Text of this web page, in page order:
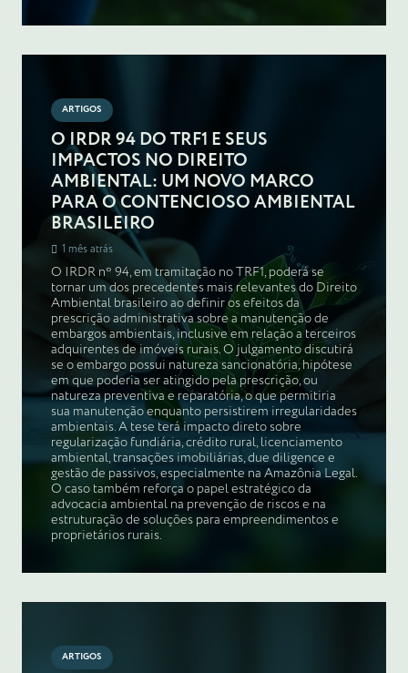
ARTIGOS
O IRDR 94 DO TRF1 E SEUS
IMPACTOS NO DIREITO
AMBIENTAL: UM NOVO MARCO
PARA O CONTENCIOSO AMBIENTAL
BRASILEIRO
1 mês atrás
O IRDR nº 94, em tramitação no TRF1, poderá se
tornar um dos precedentes mais relevantes do Direito
Ambiental brasileiro ao definir os efeitos da
prescrição administrativa sobre a manutenção de
embargos ambientais, inclusive em relação a terceiros
adquirentes de imóveis rurais. O julgamento discutirá
se o embargo possui natureza sancionatória, hipótese
em que poderia ser atingido pela prescrição, ou
natureza preventiva e reparatória, o que permitiria
sua manutenção enquanto persistirem irregularidades
ambientais. A tese terá impacto direto sobre
regularização fundiária, crédito rural, licenciamento
ambiental, transações imobiliárias, due diligence e
gestão de passivos, especialmente na Amazônia Legal.
O caso também reforça o papel estratégico da
advocacia ambiental na prevenção de riscos e na
estruturação de soluções para empreendimentos e
proprietários rurais.
ARTIGOS